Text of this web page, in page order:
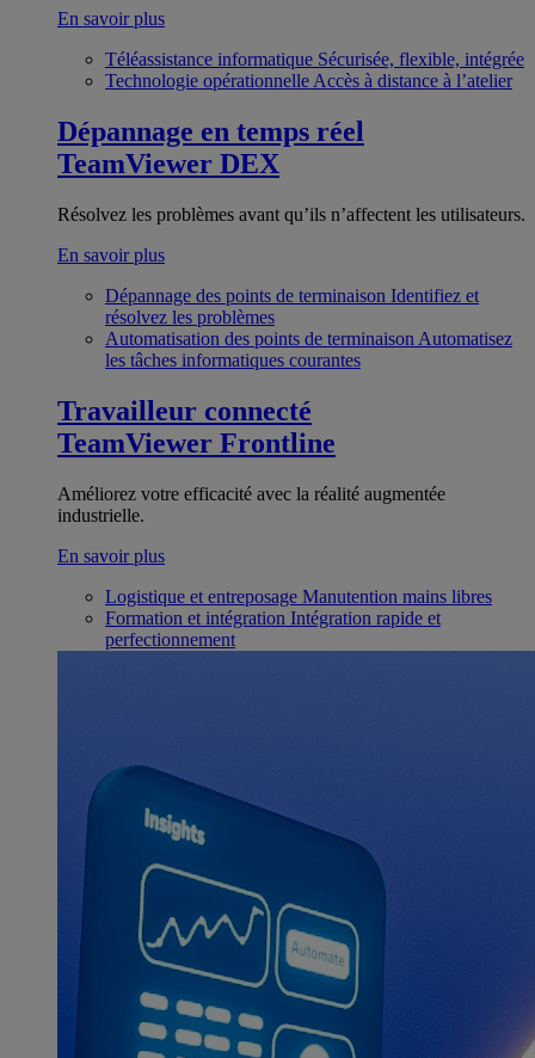
En savoir plus
Téléassistance informatique Sécurisée, flexible, intégrée
Technologie opérationnelle Accès à distance à l’atelier
Dépannage en temps réel
TeamViewer DEX
Résolvez les problèmes avant qu’ils n’affectent les utilisateurs.
En savoir plus
Dépannage des points de terminaison Identifiez et
résolvez les problèmes
Automatisation des points de terminaison Automatisez
les tâches informatiques courantes
Travailleur connecté
TeamViewer Frontline
Améliorez votre efficacité avec la réalité augmentée
industrielle.
En savoir plus
Logistique et entreposage Manutention mains libres
Formation et intégration Intégration rapide et
perfectionnement